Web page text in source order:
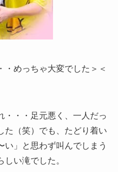
めっちゃ大変でした＞＜
・・・足元悪く、一人だっ
た（笑）でも、たどり着い
い」と思わず叫んでしまう
い滝でした。